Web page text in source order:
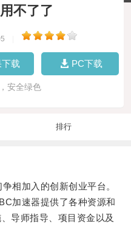
不了了
载 PC下载
安全绿色
排行
加入的创新创业平台。
加速器提供了各种资源和
导师指导、项目资金以及